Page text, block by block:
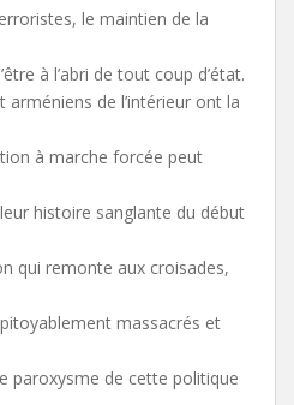
le maintien de la
à l’abri de tout coup d’état.
de l’intérieur ont la
à marche forcée peut
histoire sanglante du début
qui remonte aux croisades,
massacrés et
paroxysme de cette politique